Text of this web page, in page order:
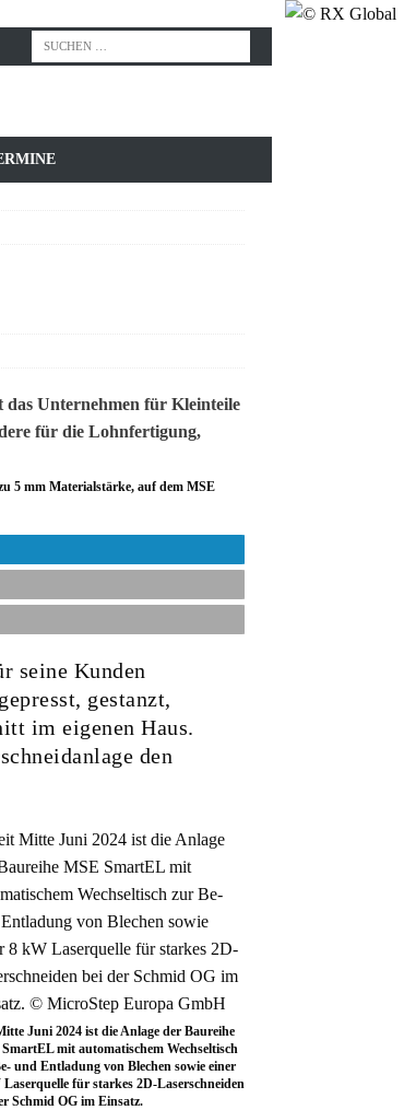
5 mm Materialstärke, auf dem MSE
seine Kunden
gestanzt,
im eigenen Haus.
den
Juni 2024 ist die Anlage der Baureihe
mit automatischem Wechseltisch
und Entladung von Blechen sowie einer
Laserquelle für starkes 2D-Laserschneiden
Schmid OG im Einsatz.